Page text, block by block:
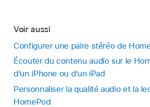
Voir aussi
Configurer une paire stéréo de
Écouter du contenu audio sur le
d’un iPhone ou d’un iPad
Personnaliser la qualité audio et la
HomePod